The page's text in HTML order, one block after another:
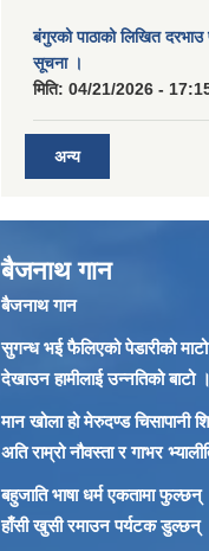
बंगुरको पाठाको लिखित
सूचना ।
मिति: 04/21/2026 -
अन्य
बैजनाथ गान
बैजनाथ गान
सुगन्ध भई फैलिएको पेडारीको
देखाउन हामीलाई उन्नतिको बाटो
मान खोला हो मेरुदण्ड चिसापानी
अति राम्रो नौवस्ता र गाभर
बहुजाति भाषा धर्म एकतामा फुल्छन्
हाँसी खुसी रमाउन पर्यटक डुल्छन्